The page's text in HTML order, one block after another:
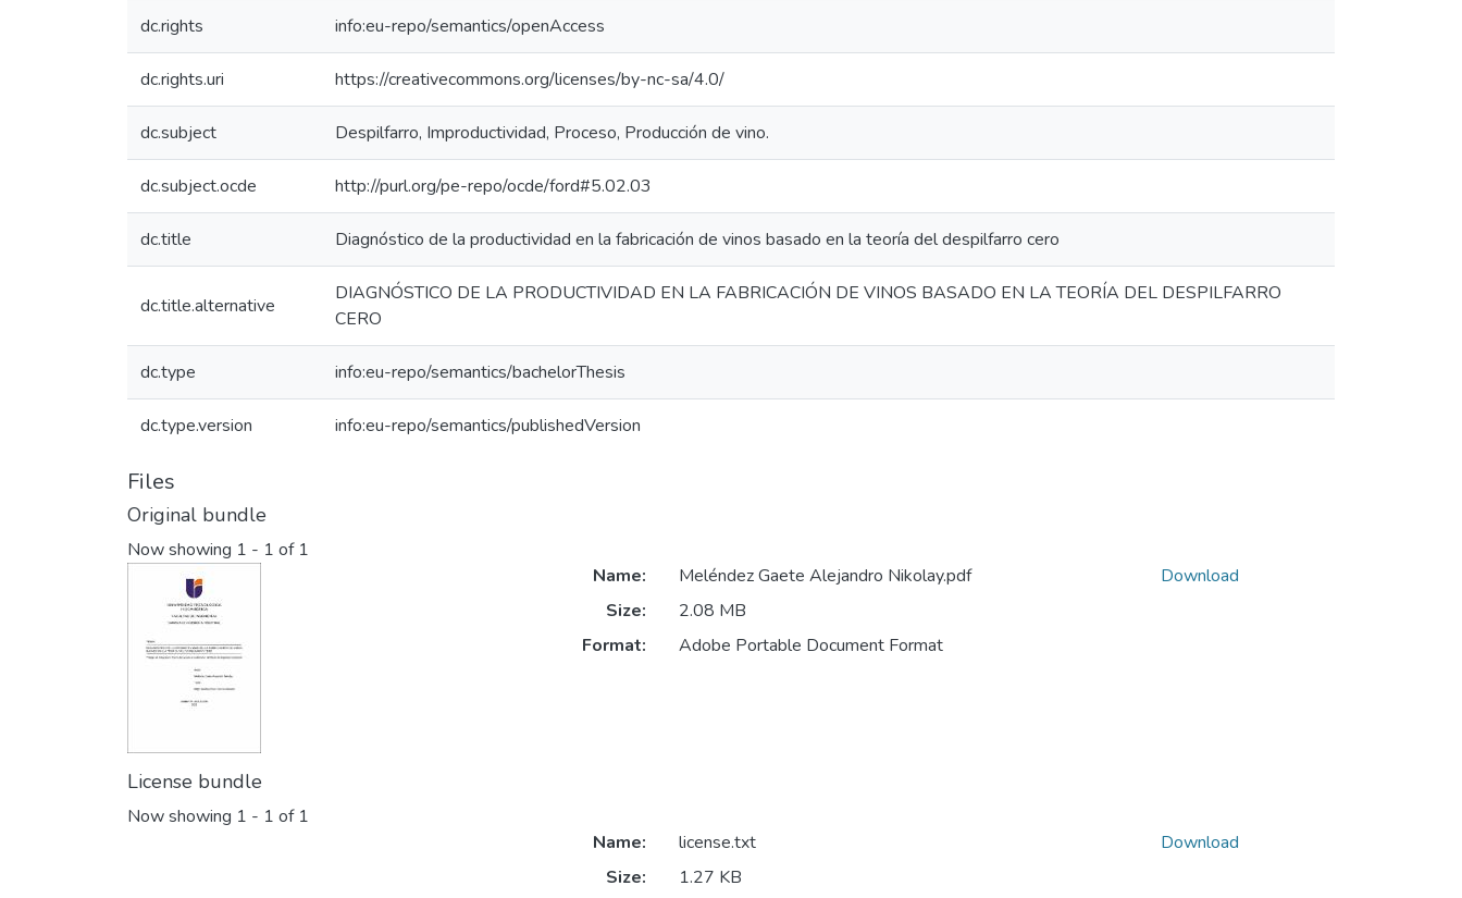
dc.rights info:eu-repo/semantics/openAccess
dc.rights.uri https://creativecommons.org/licenses/by-nc-sa/4.0/
dc.subject Despilfarro, Improductividad, Proceso, Producción de vino.
dc.subject.ocde http://purl.org/pe-repo/ocde/ford#5.02.03
dc.title Diagnóstico de la productividad en la fabricación de vinos basado en la teoría del despilfarro cero
dc.title.alternative
DIAGNÓSTICO DE LA PRODUCTIVIDAD EN LA FABRICACIÓN DE VINOS BASADO EN LA TEORÍA DEL DESPILFARRO
CERO
dc.type info:eu-repo/semantics/bachelorThesis
dc.type.version info:eu-repo/semantics/publishedVersion
Files
Original bundle
Now showing 1 - 1 of 1
Name:
Meléndez Gaete Alejandro Nikolay.pdf
Size:
2.08 MB
Format:
Adobe Portable Document Format
Download
License bundle
Now showing 1 - 1 of 1
Name:
license.txt
Size:
1.27 KB
Download